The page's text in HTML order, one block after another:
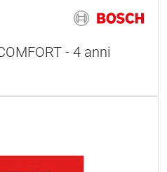
- 4 anni